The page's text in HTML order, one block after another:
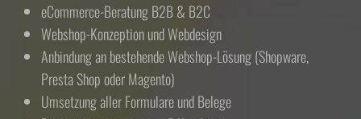
eCommerce-Beratung B2B & B2C
Webshop-Konzeption und Webdesign
Anbindung an bestehende Webshop-Lösung (Shopware,
Presta Shop oder Magento)
Umsetzung aller Formulare und Belege